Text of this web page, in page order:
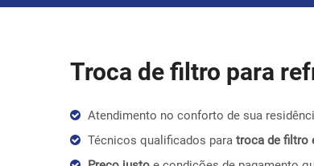
Troca de filtro para
Atendimento no conforto de sua
Técnicos qualificados para troca de filtro